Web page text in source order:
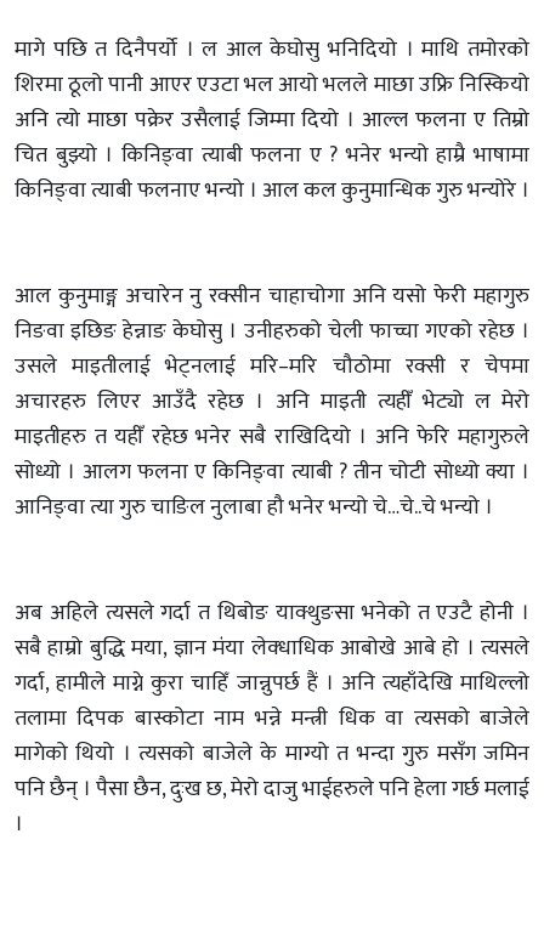
मागे पछि त दिनैपर्यो । ल आल केघोसु भनिदियो । माथि तमोरको
शिरमा ठूलो पानी आएर एउटा भल आयो भलले माछा उफ्रि निस्कियो
अनि त्यो माछा पक्रेर उसैलाई जिम्मा दियो । आल्ल फलना ए तिम्रो
चित बुझ्यो । किनिङ्वा त्याबी फलना ए ? भनेर भन्यो हाम्रै भाषामा
किनिङ्वा त्याबी फलनाए भन्यो । आल कल कुनुमान्धिक गुरु भन्योरे ।
आल कुनुमाङ्ग अचारेन नु रक्सीन चाहाचोगा अनि यसो फेरी महागुरु
निङवा इछिङ हेन्नाङ केघोसु । उनीहरुको चेली फाच्चा गएको रहेछ ।
उसले माइतीलाई भेट्नलाई मरि–मरि चौठोमा रक्सी र चेपमा
अचारहरु लिएर आउँदै रहेछ । अनि माइती त्यहीँ भेट्यो ल मेरो
माइतीहरु त यहीँ रहेछ भनेर सबै राखिदियो । अनि फेरि महागुरुले
सोध्यो । आलग फलना ए किनिङ्वा त्याबी ? तीन चोटी सोध्यो क्या ।
आनिङ्वा त्या गुरु चाङिल नुलाबा हौ भनेर भन्यो चे…चे..चे भन्यो ।
अब अहिले त्यसले गर्दा त थिबोङ याक्थुङसा भनेको त एउटै होनी ।
सबै हाम्रो बुद्धि मया, ज्ञान मंंया लेक्धाधिक आबोखे आबे हो । त्यसले
गर्दा, हामीले माग्ने कुरा चाहिँ जान्नुपर्छ हैं । अनि त्यहाँदेखि माथिल्लो
तलामा दिपक बास्कोटा नाम भन्ने मन्त्री धिक वा त्यसको बाजेले
मागेको थियो । त्यसको बाजेले के माग्यो त भन्दा गुरु मसँग जमिन
पनि छैन् । पैसा छैन, दुःख छ, मेरो दाजु भाईहरुले पनि हेला गर्छ मलाई
।